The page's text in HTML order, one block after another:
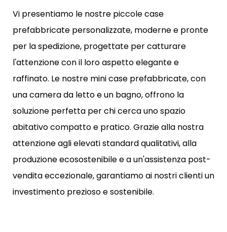
Vi presentiamo le nostre piccole case
prefabbricate personalizzate, moderne e pronte
per la spedizione, progettate per catturare
l'attenzione con il loro aspetto elegante e
raffinato. Le nostre mini case prefabbricate, con
una camera da letto e un bagno, offrono la
soluzione perfetta per chi cerca uno spazio
abitativo compatto e pratico. Grazie alla nostra
attenzione agli elevati standard qualitativi, alla
produzione ecosostenibile e a un'assistenza post-
vendita eccezionale, garantiamo ai nostri clienti un
investimento prezioso e sostenibile.